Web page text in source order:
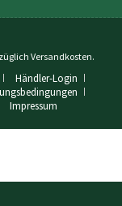
Versandkosten.
Händler-Login
Impressum